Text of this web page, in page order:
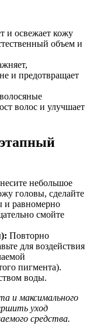
и освежает кожу
объем и
и предотвращает
волос и улучшает
небольшое
головы, сделайте
и равномерно
смойте
Повторно
для воздействия
пигмента).
воды.
и максимального
уход
средства.